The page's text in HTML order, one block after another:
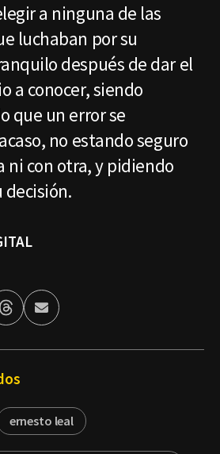
a ninguna de las
luchaban por su
después de dar el
a conocer, siendo
que un error se
no estando seguro
ni con otra, y pidiendo
decisión.
ThreadsEnviar
por
ernesto leal